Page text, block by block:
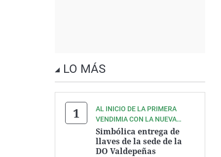
LO MÁS
AL INICIO DE LA PRIMERA
VENDIMIA CON LA NUEVA
INTERPROFESIONAL
Simbólica entrega de
llaves de la sede de la
DO Valdepeñas